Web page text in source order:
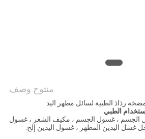
منتوج وصف
رذاذ الطبية لسائل مطهر اليد
الطبي
الجسم ، غسول الجسم ، مكيف الشعر ، غسول
غسل اليدين المطهر ، غسول اليدين إلخ.